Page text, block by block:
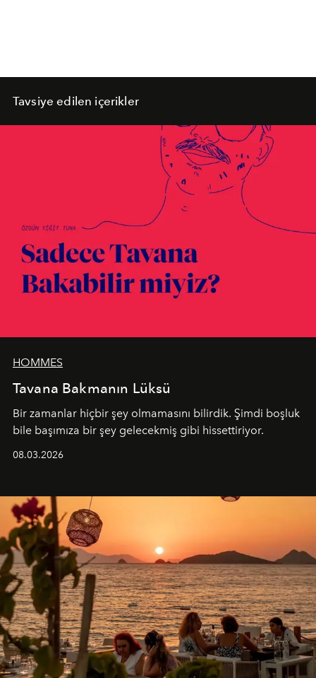
Tavsiye edilen içerikler
HOMMES
Tavana Bakmanın Lüksü
Bir zamanlar hiçbir şey olmamasını bilirdik. Şimdi boşluk
bile başımıza bir şey gelecekmiş gibi hissettiriyor.
08.03.2026